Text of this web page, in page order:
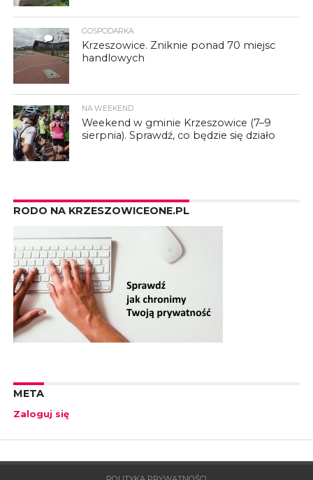
7
GOSPODARKA
Krzeszowice. Zniknie ponad 70 miejsc
handlowych
NA WEEKEND
Weekend w gminie Krzeszowice (7–9
sierpnia). Sprawdź, co będzie się działo
RODO NA KRZESZOWICEONE.PL
META
Zaloguj się